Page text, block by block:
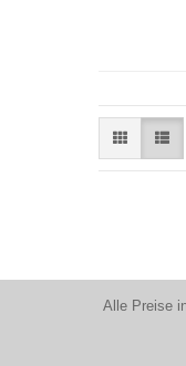
Alle Preise